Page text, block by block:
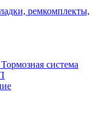
ремкомплекты,
система